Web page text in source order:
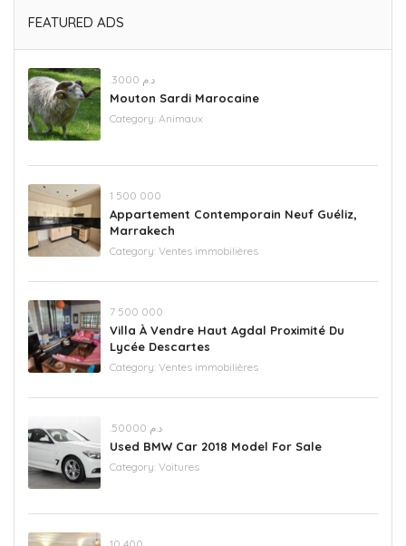
FEATURED ADS
.د.م 3000
Mouton Sardi Marocaine
Category: Animaux
‪1 500 000
Appartement Contemporain Neuf Guéliz,
Marrakech
Category: Ventes immobilières
‪7 500 000‬
Villa À Vendre Haut Agdal Proximité Du
Lycée Descartes
Category: Ventes immobilières
.د.م 50000
Used BMW Car 2018 Model For Sale
Category: Voitures